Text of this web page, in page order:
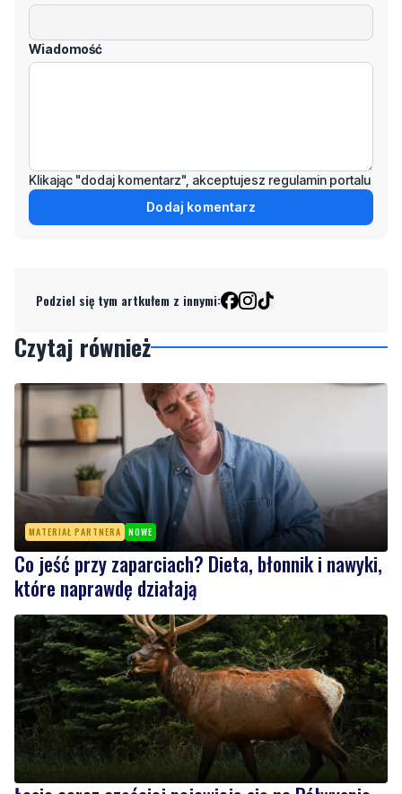
MATERIAŁ PARTNERA NOWE
Co jeść przy zaparciach? Dieta, błonnik i nawyki,
które naprawdę działają
Łosie coraz częściej pojawiają się na Półwyspie
Helskim. Burmistrz chce nowych znaków
drogowych